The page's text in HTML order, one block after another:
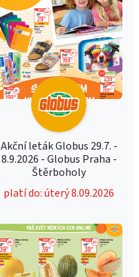
Akční leták Globus 29.7. -
8.9.2026 - Globus Praha -
Štěrboholy
platí do: úterý 8.09.2026